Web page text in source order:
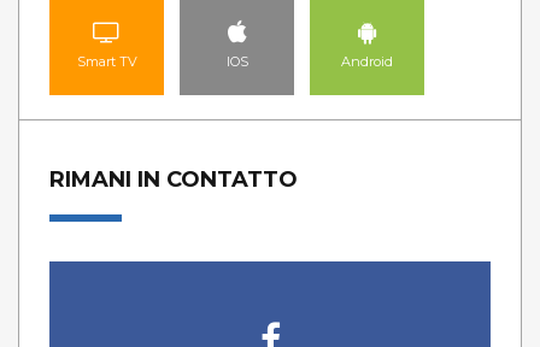
Smart TV IOS Android
RIMANI IN CONTATTO